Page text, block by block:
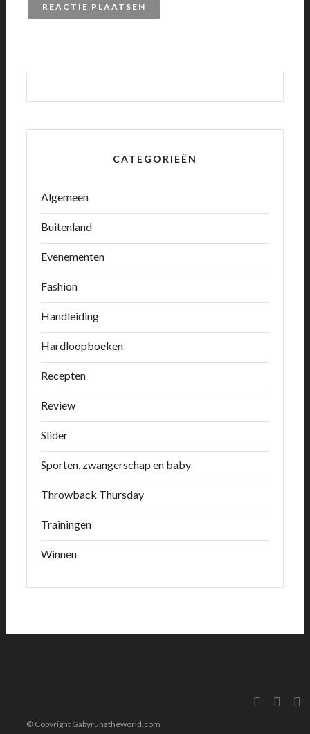
CATEGORIEËN
Algemeen
Buitenland
Evenementen
Fashion
Handleiding
Hardloopboeken
Recepten
Review
Slider
Sporten, zwangerschap en baby
Throwback Thursday
Trainingen
Winnen
© Copyright Gabyrunstheworld.com